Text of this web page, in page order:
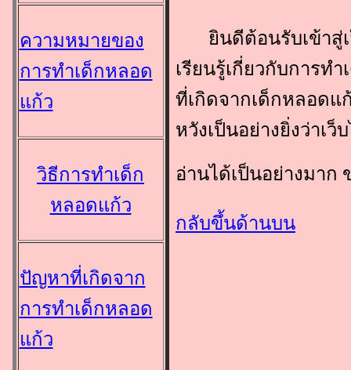
ความหมายของ
การทำเด็กหลอด
แก้ว
วิธีการทำเด็ก
หลอดแก้ว
ปัญหาที่เกิดจาก
การทำเด็กหลอด
แก้ว
ยินดีต้อนรับเข้าสู่เ
เรียนรู้เกี่ยวกับการท
ที่เกิดจากเด็กหลอดแ
หวังเป็นอย่างยิ่งว่าเ
อ่านได้เป็นอย่างมาก
กลับขึ้นด้านบน